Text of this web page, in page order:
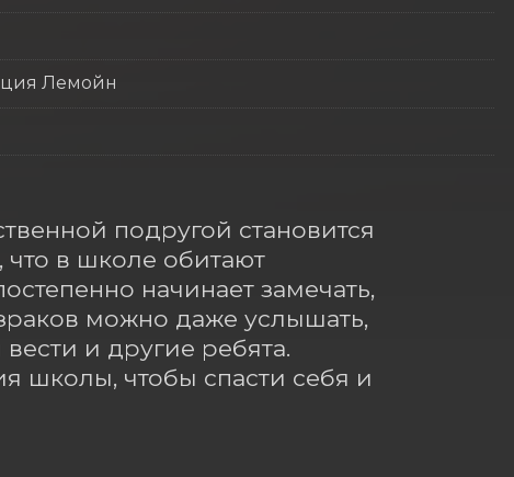
Лемойн
подругой становится
что в школе обитают
начинает замечать,
можно даже услышать,
и другие ребята.
школы, чтобы спасти себя и